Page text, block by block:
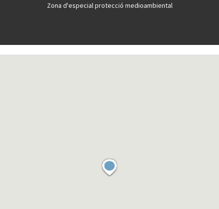
Zona d'especial protecció medioambiental